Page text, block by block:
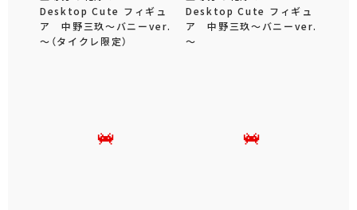
Desktop Cute フィギュ
ア 中野三玖～バニーver.
～（タイクレ限定）
Desktop Cute フィギュ
ア 中野三玖～バニーver.
～